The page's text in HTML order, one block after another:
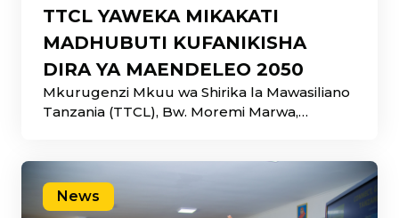
TTCL YAWEKA MIKAKATI
MADHUBUTI KUFANIKISHA
DIRA YA MAENDELEO 2050
Mkurugenzi Mkuu wa Shirika la Mawasiliano
Tanzania (TTCL), Bw. Moremi Marwa,
News